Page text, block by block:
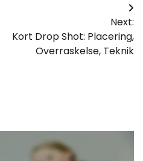
Next:
Kort Drop Shot: Placering,
Overraskelse, Teknik